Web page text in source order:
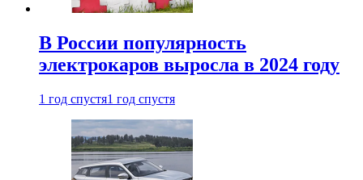
В России популярность
электрокаров выросла в 2024 году
1 год спустя1 год спустя